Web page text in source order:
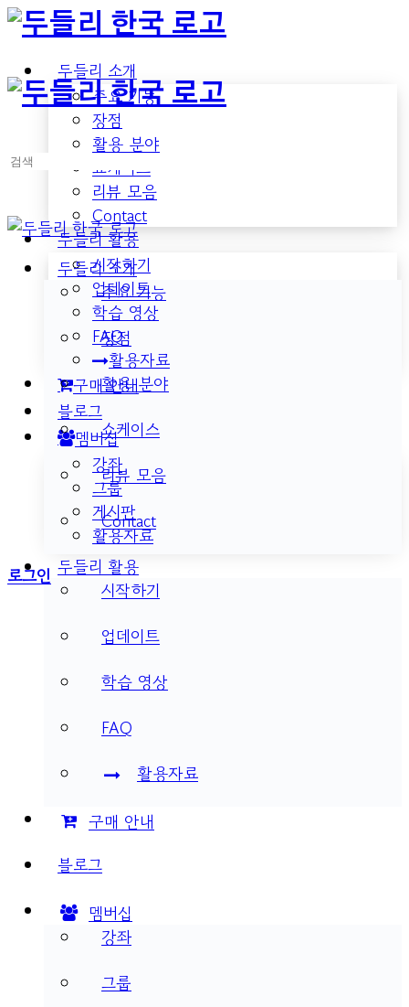
Toggle
Side
Panel
두들리 소개
주요 기능
장점
활용 분야
쇼케이스
리뷰 모음
Contact
두들리 활용
시작하기
업데이트
학습 영상
FAQ
활용자료
구매 안내
블로그
멤버십
강좌
그룹
게시판
활용자료
More
로그인
검
두들리 소개
주요 기능
장점
활용 분야
쇼케이스
리뷰 모음
Contact
두들리 활용
시작하기
업데이트
학습 영상
FAQ
활용자료
구매 안내
블로그
멤버십
강좌
그룹